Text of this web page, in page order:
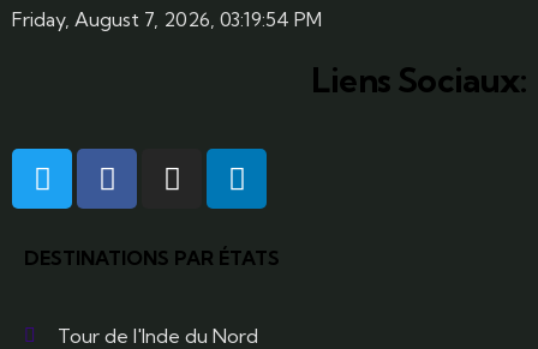
Friday, August 7, 2026, 03:19:55 PM
Liens Sociaux:
DESTINATIONS PAR ÉTATS
Tour de l'Inde du Nord